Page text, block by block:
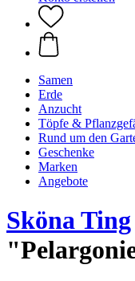
Samen
Erde
Anzucht
Töpfe &
Rund um den
Geschenke
Marken
Angebote
Sköna Ting